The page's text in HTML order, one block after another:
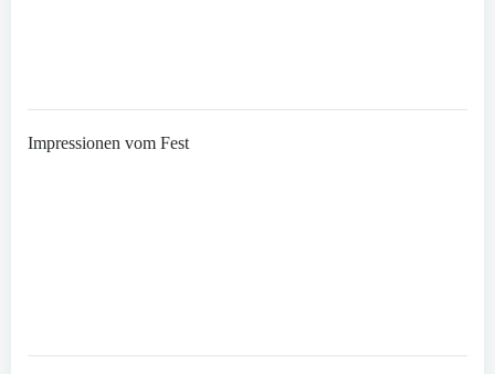
Impressionen vom Fest